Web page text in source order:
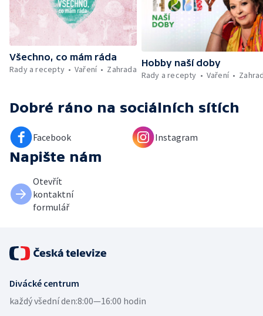
záchranářů v létě
Všechno, co mám ráda
Rady a recepty
Vaření Zahrada
Hobby naší doby
Rady a recepty
Vaření
Dobré ráno na sociálních sítích
Facebook Instagram
Napište nám
Otevřít
kontaktní
formulář
Divácké centrum
každý všední den:8:00—16:00 hodin